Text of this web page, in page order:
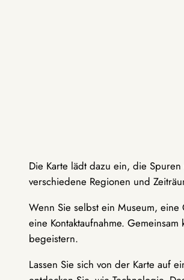
Die Karte lädt dazu ein, die
verschiedene Regionen und
Wenn Sie selbst ein Museum,
eine Kontaktaufnahme.
begeistern.
Lassen Sie sich von der Karte auf